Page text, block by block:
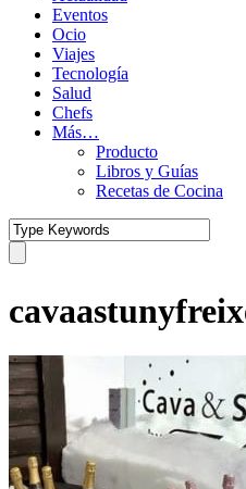
Eventos
Ocio
Viajes
Tecnología
Salud
Chefs
Más…
Producto
Libros y Guías
Recetas de Cocina